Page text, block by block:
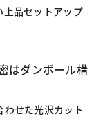
上品セットアップ
はダンボール構
わせた光沢カット